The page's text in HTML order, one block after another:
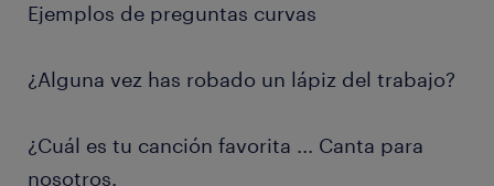
Ejemplos de preguntas curvas
¿Alguna vez has robado un lápiz del trabajo?
¿Cuál es tu canción favorita ... Canta para
nosotros.